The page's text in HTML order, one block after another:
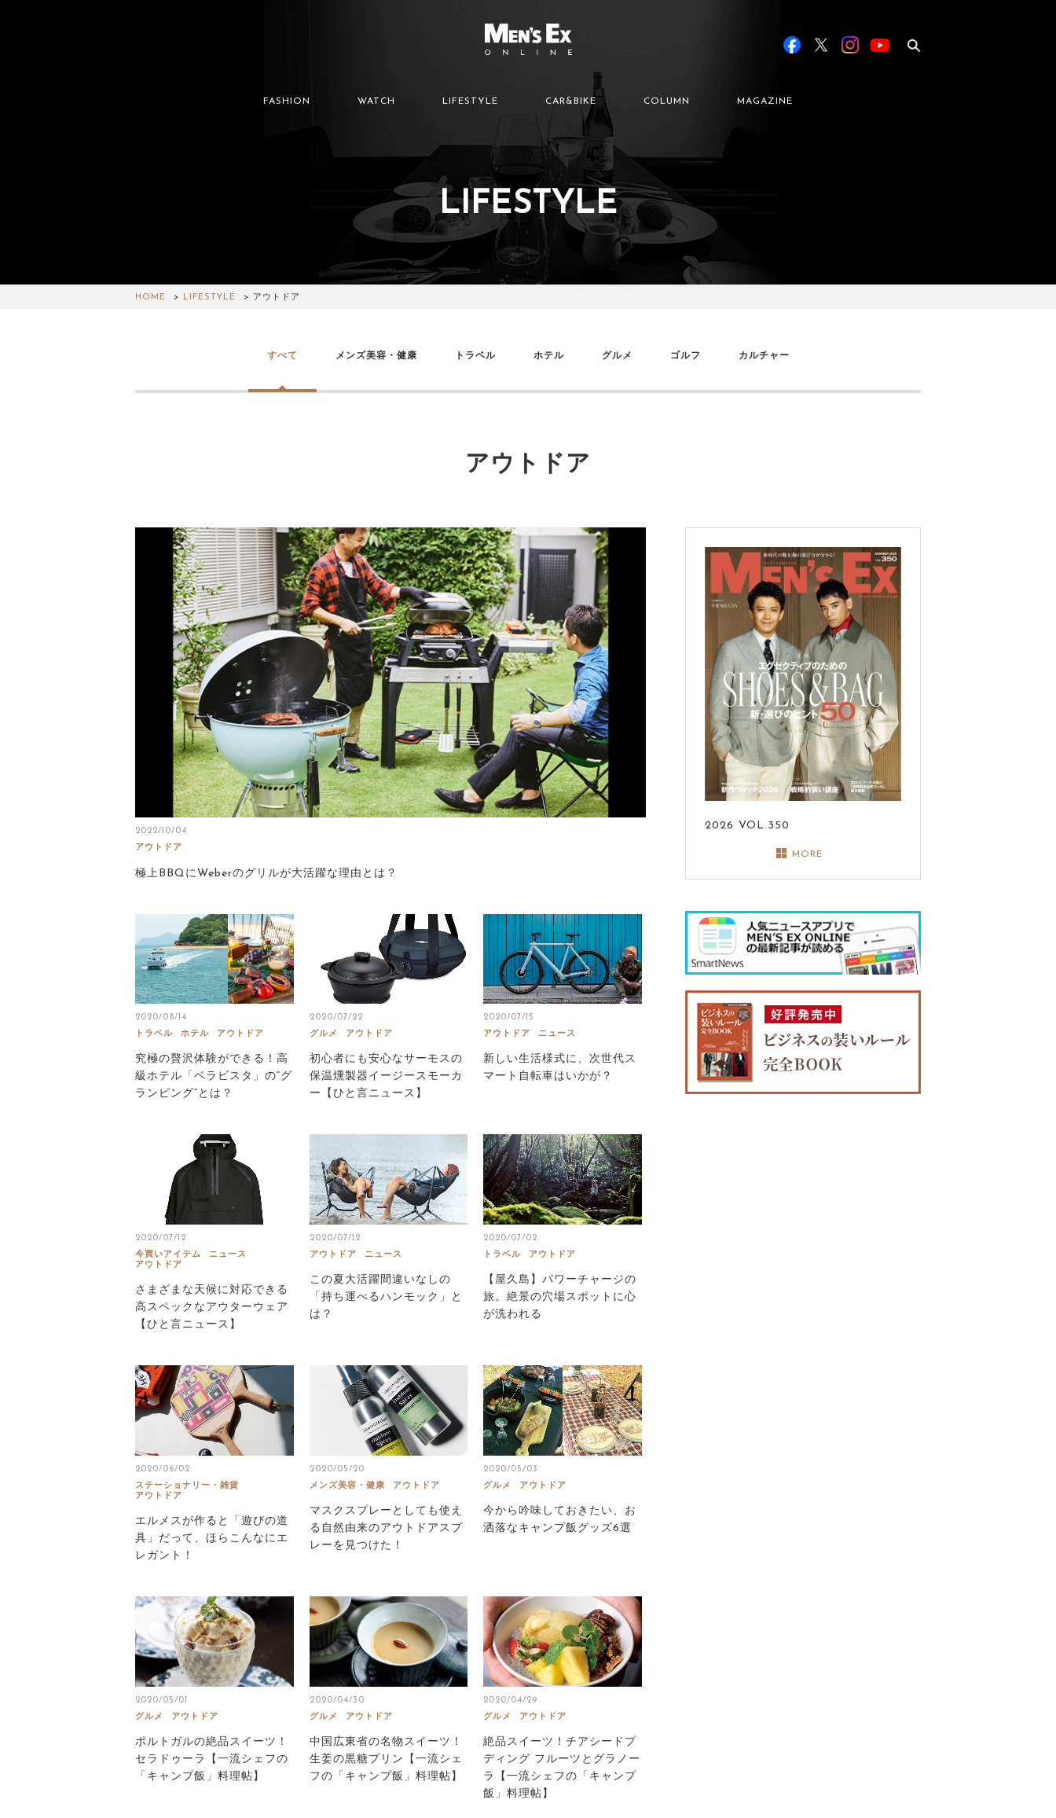
FASHION WATCH LIFESTYLE CAR&BIKE COLUMN MAGAZINE
LIFESTYLE
HOME LIFESTYLE アウトドア
すべて メンズ美容・健康 トラベル ホテル グルメ ゴルフ カルチャー
アウトドア
2022/10/04
アウトドア
極上BBQにWeberのグリルが大活躍な理由とは？
2020/08/14
トラベル
ホテル アウトドア
究極の贅沢体験ができる！高
級ホテル「ベラビスタ」の”グ
ランピング”とは？
2020/07/22
グルメ
アウトドア
初心者にも安心なサーモスの
保温燻製器イージースモーカ
ー【ひと言ニュース】
2020/07/15
アウトドア
ニュース
新しい生活様式に、次世代ス
マート自転車はいかが？
2020/07/12
今買いアイテム
ニュース
アウトドア
さまざまな天候に対応できる
高スペックなアウターウェア
【ひと言ニュース】
2020/07/12
アウトドア
ニュース
この夏大活躍間違いなしの
「持ち運べるハンモック」と
は？
2020/07/02
トラベル
アウトドア
【屋久島】パワーチャージの
旅。絶景の穴場スポットに心
が洗われる
2020/06/02
ステーショナリー・雑貨
アウトドア
エルメスが作ると「遊びの道
具」だって、ほらこんなにエ
レガント！
2020/05/20
メンズ美容・健康
アウトドア
マスクスプレーとしても使え
る自然由来のアウトドアスプ
レーを見つけた！
2020/05/03
グルメ
アウトドア
今から吟味しておきたい、お
洒落なキャンプ飯グッズ6選
2020/05/01
グルメ
アウトドア
ポルトガルの絶品スイーツ！
セラドゥーラ【一流シェフの
「キャンプ飯」料理帖】
2020/04/30
グルメ
アウトドア
中国広東省の名物スイーツ！
生姜の黒糖プリン【一流シェ
フの「キャンプ飯」料理帖】
2020/04/29
グルメ
アウトドア
絶品スイーツ！チアシードプ
ディング フルーツとグラノー
ラ【一流シェフの「キャンプ
飯」料理帖】
2026 VOL.350
MORE